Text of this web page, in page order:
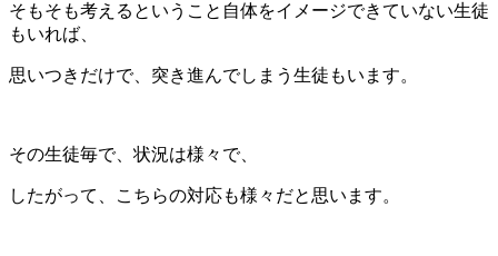
そもそも考えるということ自体をイメージできていない生徒
もいれば、
思いつきだけで、突き進んでしまう生徒もいます。
その生徒毎で、状況は様々で、
したがって、こちらの対応も様々だと思います。